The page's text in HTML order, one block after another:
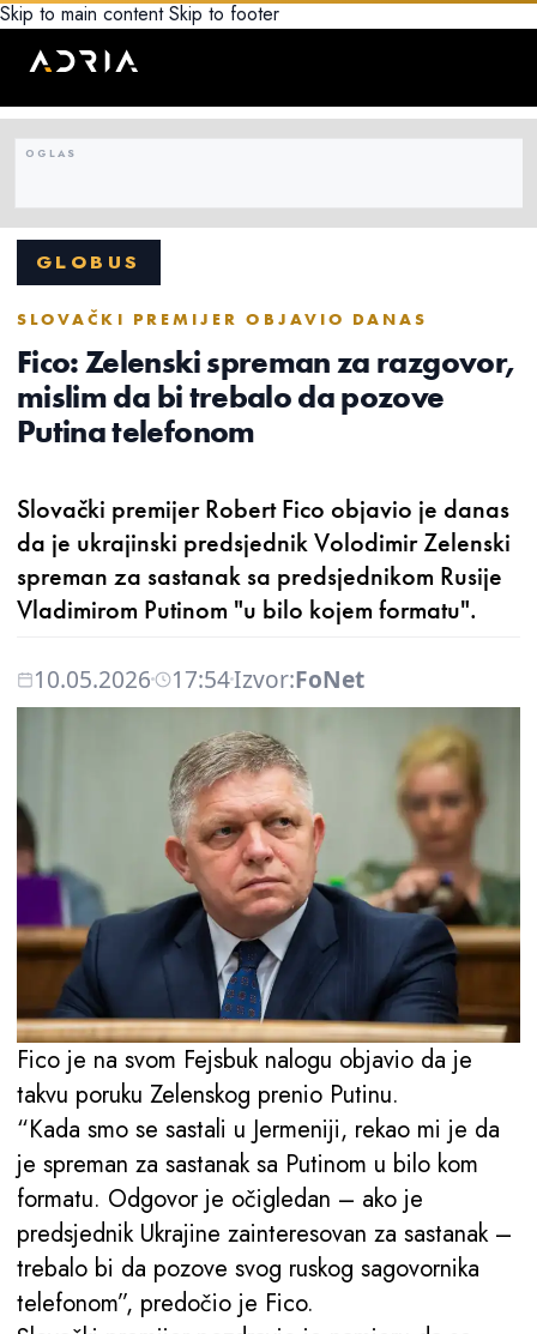
Skip to main content Skip to footer
GLOBUS
SLOVAČKI PREMIJER OBJAVIO DANAS
Fico: Zelenski spreman za razgovor,
mislim da bi trebalo da pozove
Putina telefonom
Slovački premijer Robert Fico objavio je danas
da je ukrajinski predsjednik Volodimir Zelenski
spreman za sastanak sa predsjednikom Rusije
Vladimirom Putinom "u bilo kojem formatu".
10.05.2026 17:54Izvor:FoNet
Fico je na svom Fejsbuk nalogu objavio da je
takvu poruku Zelenskog prenio Putinu.
“Kada smo se sastali u Jermeniji, rekao mi je da
je spreman za sastanak sa Putinom u bilo kom
formatu. Odgovor je očigledan – ako je
predsjednik Ukrajine zainteresovan za sastanak –
trebalo bi da pozove svog ruskog sagovornika
telefonom”, predočio je Fico.